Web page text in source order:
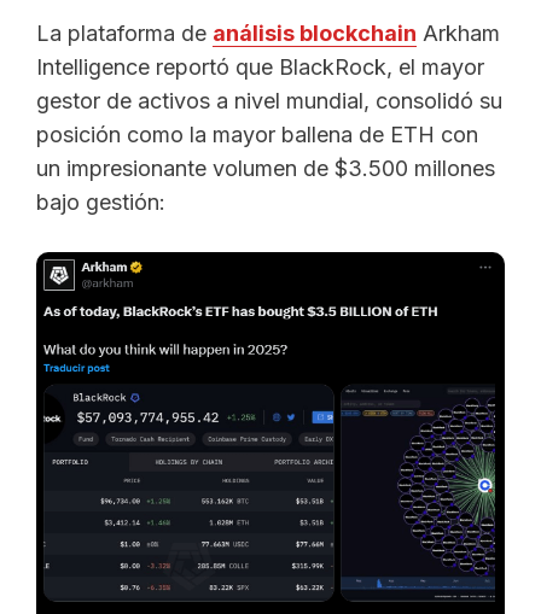
La plataforma de análisis blockchain Arkham
Intelligence reportó que BlackRock, el mayor
gestor de activos a nivel mundial, consolidó su
posición como la mayor ballena de ETH con
un impresionante volumen de $3.500 millones
bajo gestión: